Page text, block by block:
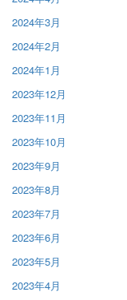
2024年3月
2024年2月
2024年1月
2023年12月
2023年11月
2023年10月
2023年9月
2023年8月
2023年7月
2023年6月
2023年5月
2023年4月